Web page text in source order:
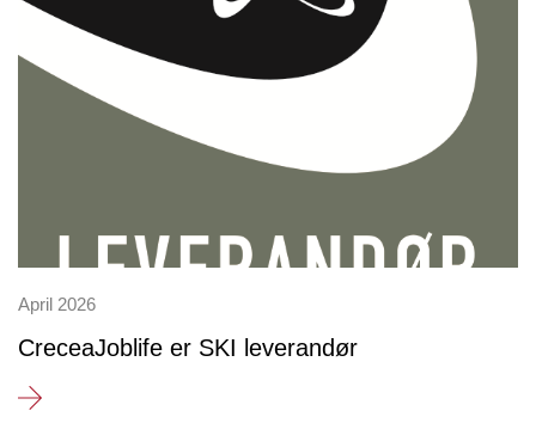
April 2026
CreceaJoblife er SKI leverandør